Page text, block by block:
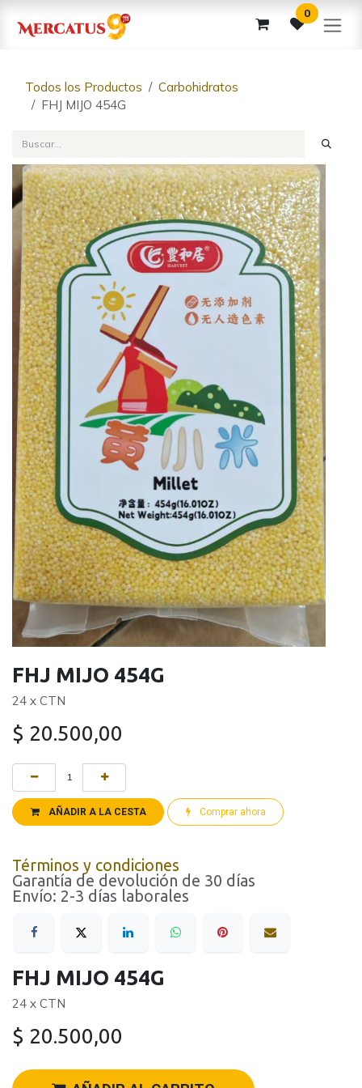
0
Todos los Productos
Carbohidratos
FHJ MIJO 454G
FHJ MIJO 454G
24 x CTN
$ 20.500,00
AÑADIR A LA CESTA Comprar ahora
Términos y condiciones
Garantía de devolución de 30 días
Envío: 2-3 días laborales
FHJ MIJO 454G
24 x CTN
$ 20.500,00